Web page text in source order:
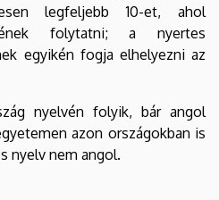
legfeljebb 10-et, ahol
folytatni; a nyertes
egyikén fogja elhelyezni az
nyelvén folyik, bár angol
azon országokban is
nyelv nem angol.